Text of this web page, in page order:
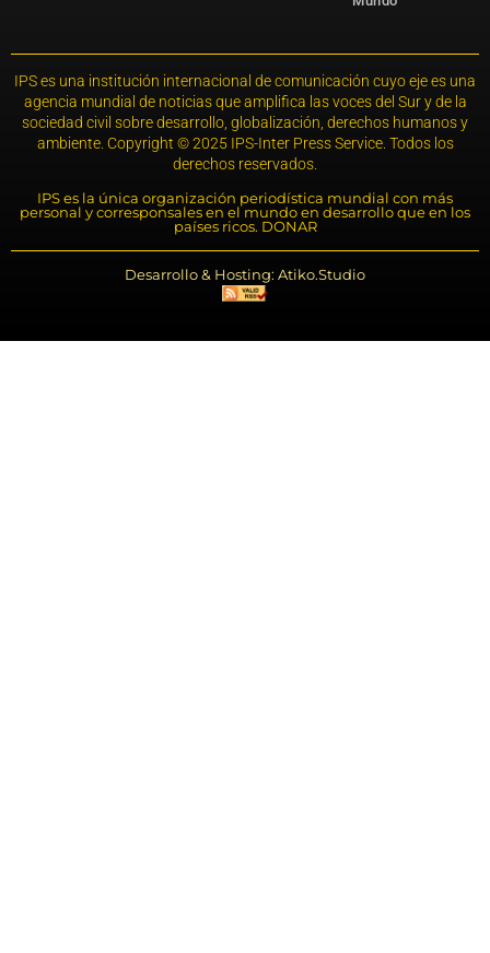
IPS es una institución internacional de comunicación cuyo eje es una
agencia mundial de noticias que amplifica las voces del Sur y de la
sociedad civil sobre desarrollo, globalización, derechos humanos y
ambiente. Copyright © 2025 IPS-Inter Press Service. Todos los
derechos reservados.
IPS es la única organización periodística mundial con más
personal y corresponsales en el mundo en desarrollo que en los
países ricos. DONAR
Desarrollo & Hosting: Atiko.Studio